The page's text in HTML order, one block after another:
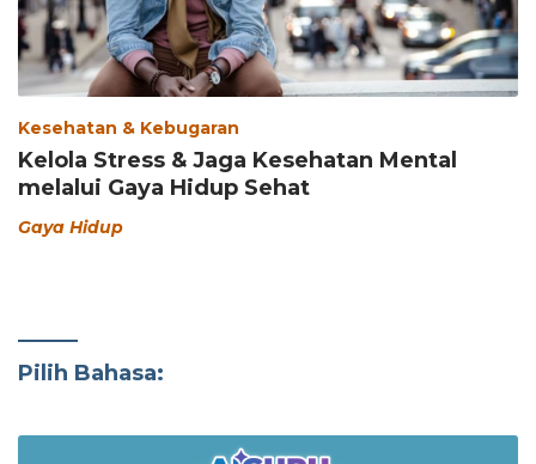
Kesehatan & Kebugaran
Kelola Stress & Jaga Kesehatan Mental
melalui Gaya Hidup Sehat
Gaya Hidup
Pilih Bahasa: